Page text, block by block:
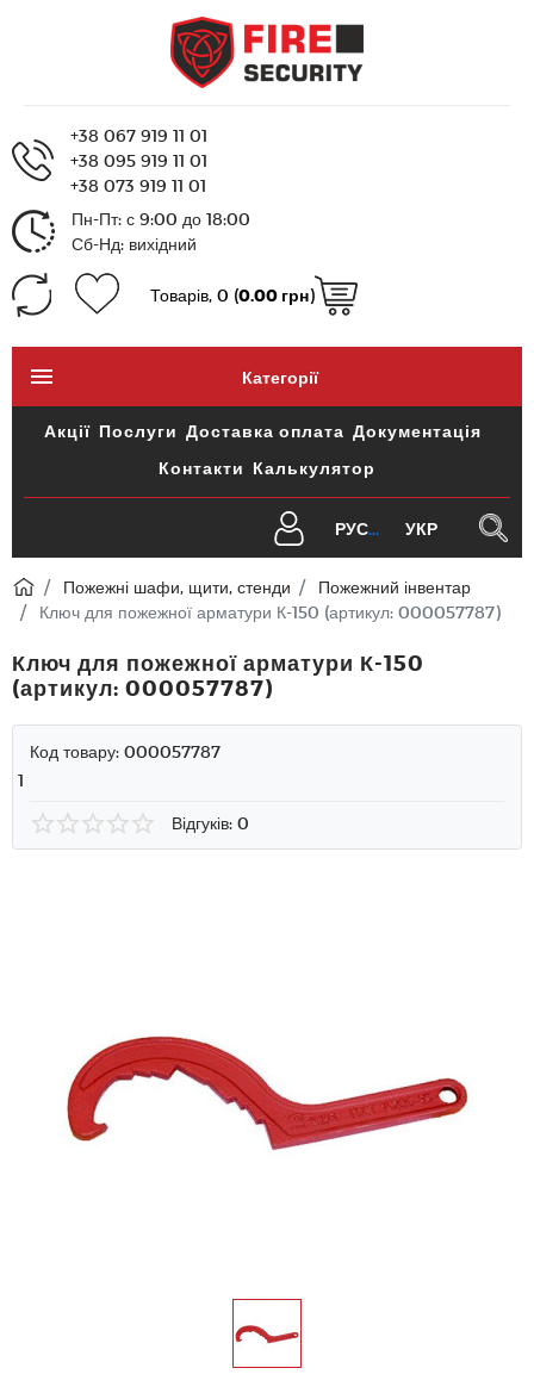
+38 067 919 11 01
+38 095 919 11 01
+38 073 919 11 01
Пн-Пт: с 9:00 до 18:00
Сб-Нд: вихідний
Товарів, 0 (0.00 грн)
Категорії
Акції Послуги Доставка оплата Документація
Контакти Калькулятор
РУС УКР
Пожежні шафи, щити, стенди
Пожежний інвентар
Ключ для пожежної арматури К-150 (артикул: 000057787)
Ключ для пожежної арматури К-150
(артикул: 000057787)
Код товару: 000057787
1
Відгуків: 0